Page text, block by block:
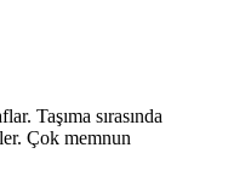
Taşıma sırasında
Çok memnun